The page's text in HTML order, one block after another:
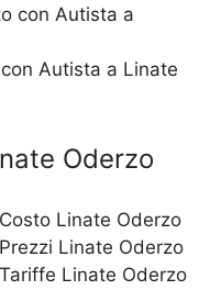
Autista a Linate
Oderzo
Linate Oderzo
Linate Oderzo
Linate Oderzo